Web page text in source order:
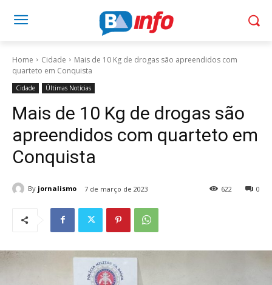
Home Cidade
Mais de 10 Kg de drogas são apreendidos com
quarteto em Conquista
Cidade Últimas Notícias
Mais de 10 Kg de drogas são
apreendidos com quarteto em
Conquista
By jornalismo 7 de março de 2023 0
622